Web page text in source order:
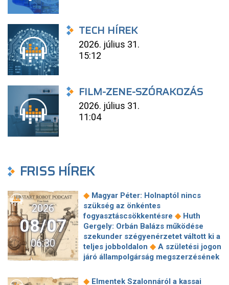
TECH HÍREK
2026. július 31.
15:12
FILM-ZENE-SZÓRAKOZÁS
2026. július 31.
11:04
FRISS HÍREK
2026
08/07
06:30
◆ Magyar Péter: Holnaptól nincs
szükség az önkéntes
fogyasztáscsökkentésre ◆ Huth
Gergely: Orbán Balázs működése
szekunder szégyenérzetet váltott ki a
teljes jobboldalon ◆ A születési jogon
járó állampolgárság megszerzésének
Donald Trump
◆ „Kevésen múlt a
◆ Elmentek Szalonnáról a kassai